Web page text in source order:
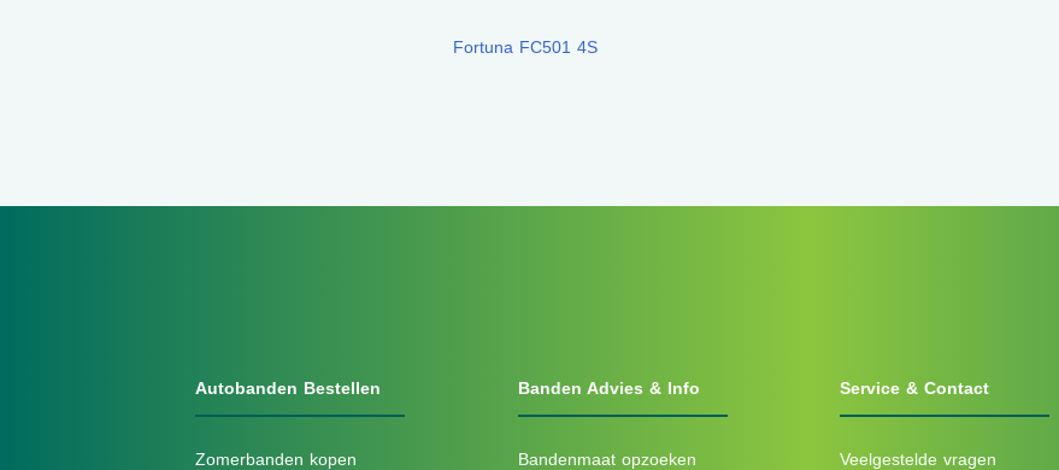
Fortuna FC501 4S
Autobanden Bestellen
Zomerbanden kopen
Banden Advies & Info
Bandenmaat opzoeken
Service & Contact
Veelgestelde vragen